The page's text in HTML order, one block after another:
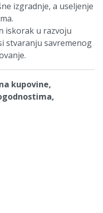
izgradnje, a useljenje
iskorak u razvoju
stvaranju savremenog
kupovine,